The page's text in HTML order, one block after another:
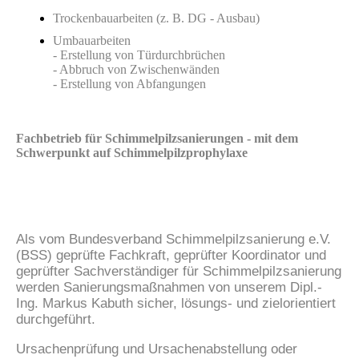
Trockenbauarbeiten (z. B. DG - Ausbau)
Umbauarbeiten
- Erstellung von Türdurchbrüchen
- Abbruch von Zwischenwänden
- Erstellung von Abfangungen
Fachbetrieb für Schimmelpilzsanierungen - mit dem
Schwerpunkt auf Schimmelpilzprophylaxe
Als vom Bundesverband Schimmelpilzsanierung e.V.
(BSS) geprüfte Fachkraft, geprüfter Koordinator und
geprüfter Sachverständiger für Schimmelpilzsanierung
werden Sanierungsmaßnahmen von unserem Dipl.-
Ing. Markus Kabuth sicher, lösungs- und zielorientiert
durchgeführt.
Ursachenprüfung und Ursachenabstellung oder